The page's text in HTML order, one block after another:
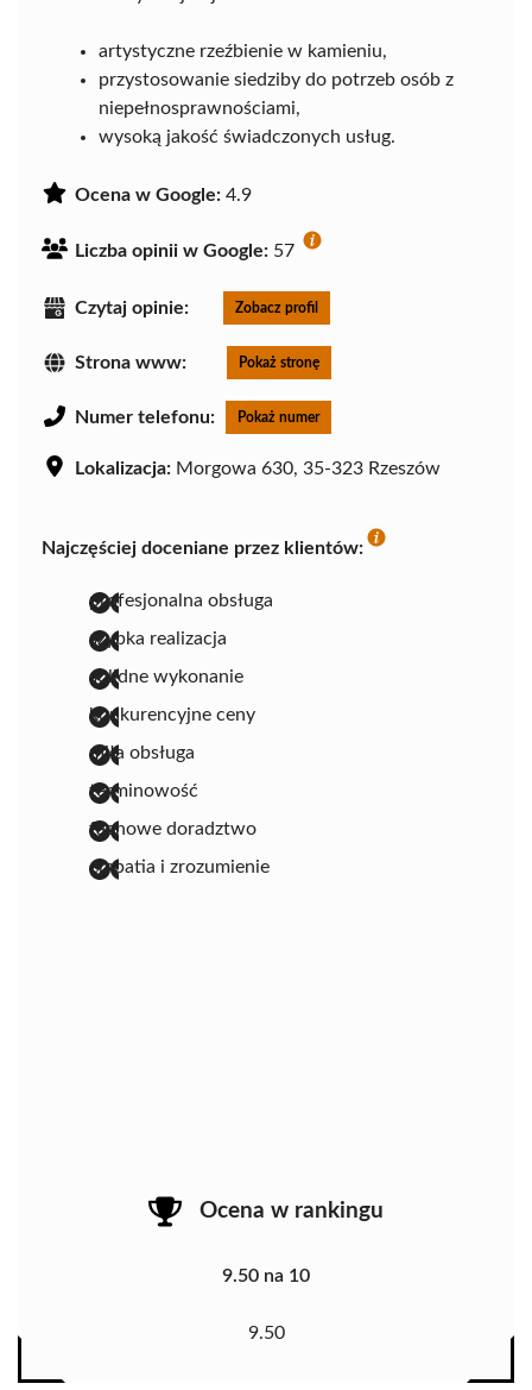
artystyczne rzeźbienie w kamieniu,
przystosowanie siedziby do potrzeb osób z
niepełnosprawnościami,
wysoką jakość świadczonych usług.
Ocena w Google: 4.9
Liczba opinii w Google: 57
Czytaj opinie: Zobacz profil
Strona www: Pokaż stronę
Numer telefonu: Pokaż numer
Lokalizacja: Morgowa 630, 35-323 Rzeszów
Najczęściej doceniane przez klientów:
profesjonalna obsługa
szybka realizacja
solidne wykonanie
konkurencyjne ceny
miła obsługa
terminowość
fachowe doradztwo
empatia i zrozumienie
Ocena w rankingu
9.50 na 10
9.50